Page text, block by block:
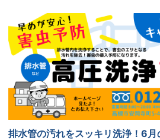
排水管の汚れをスッキリ洗浄！6